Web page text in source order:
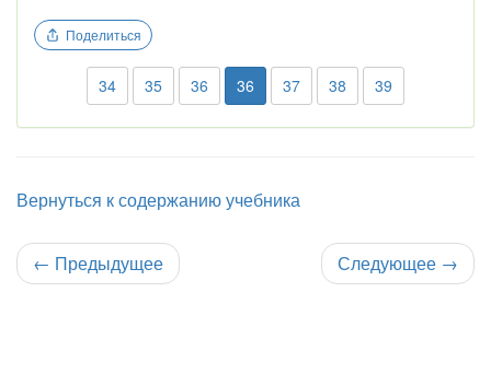
Поделиться
34 35 36 36 37 38 39
Вернуться к содержанию учебника
← Предыдущее Следующее →